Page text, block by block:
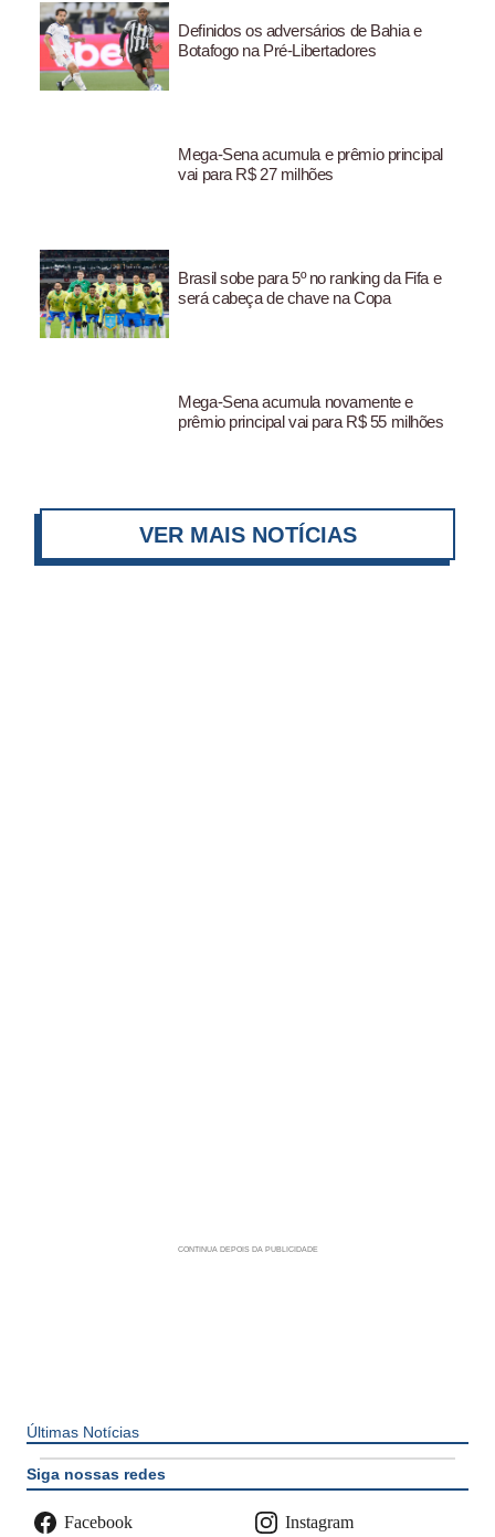
Definidos os adversários de Bahia e
Botafogo na Pré-Libertadores
Mega-Sena acumula e prêmio principal
vai para R$ 27 milhões
Brasil sobe para 5º no ranking da Fifa e
será cabeça de chave na Copa
Mega-Sena acumula novamente e
prêmio principal vai para R$ 55 milhões
VER MAIS NOTÍCIAS
Últimas Notícias
Siga nossas redes
Facebook Instagram